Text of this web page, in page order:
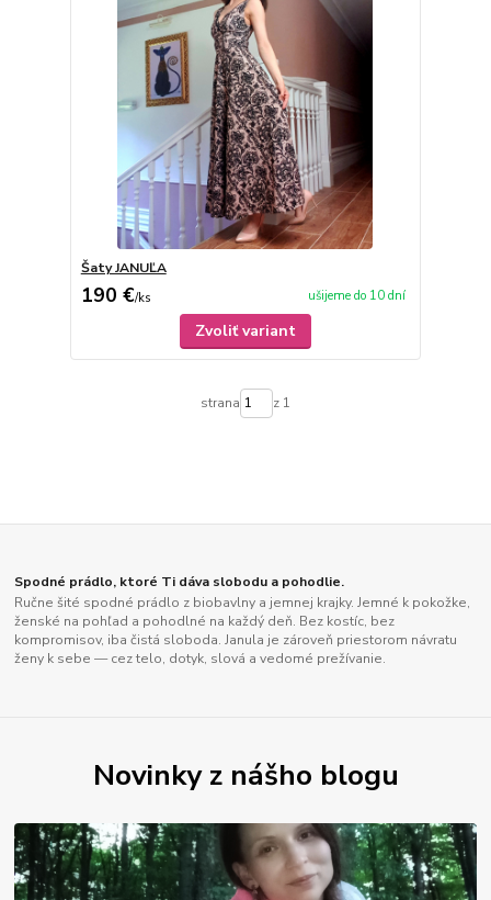
Šaty JANUĽA
190 €/ks ušijeme do 10 dní
Zvoliť variant
strana z 1
Spodné prádlo, ktoré Ti dáva slobodu a pohodlie.
Ručne šité spodné prádlo z biobavlny a jemnej krajky. Jemné k pokožke,
ženské na pohľad a pohodlné na každý deň. Bez kostíc, bez
kompromisov, iba čistá sloboda. Janula je zároveň priestorom návratu
ženy k sebe — cez telo, dotyk, slová a vedomé prežívanie.
Novinky z nášho blogu